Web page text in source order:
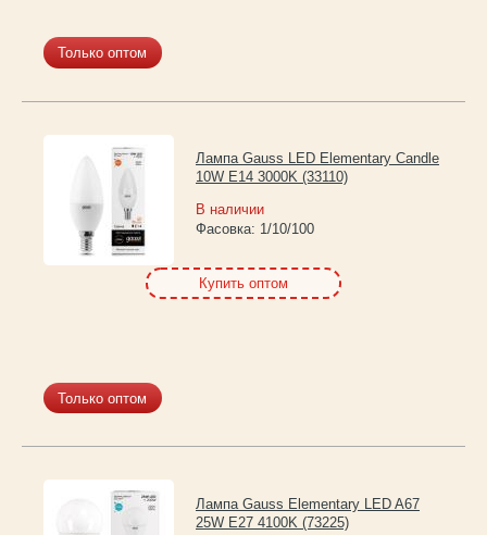
Только оптом
Лампа Gauss LED Elementary Candle
10W E14 3000K (33110)
В наличии
Фасовка: 1/10/100
Купить оптом
Только оптом
Лампа Gauss Elementary LED A67
25W E27 4100K (73225)